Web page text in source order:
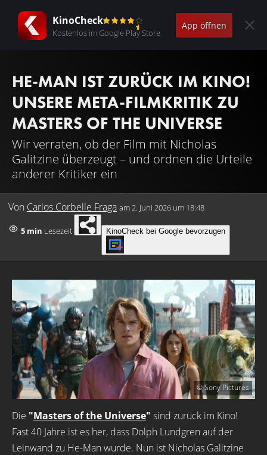
KinoCheck
Kostenlos im Google Play Store
App öffnen
HE-MAN IST ZURÜCK IM KINO!
UNSERE META-FILMKRITIK ZU
MASTERS OF THE UNIVERSE
Wir verraten, ob der Film mit Nicholas
Galitzine überzeugt – und ordnen die Urteile
anderer Kritiker ein
Von Carlos Corbelle Fraga am2. Juni 2026 um 18:48
5 min Lesezeit KinoCheck bei Google bevorzugen
© Sony Pictures
Die "Masters of the Universe" sind zurück im Kino!
Fast 40 Jahre ist es her, dass Dolph Lundgren auf der
Leinwand zu He-Man wurde. Nun ist Nicholas Galitzine